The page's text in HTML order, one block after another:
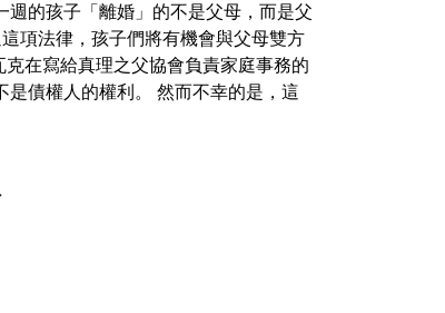
的孩子「離婚」的不是父母，而是父
項法律，孩子們將有機會與父母雙方
在寫給真理之父協會負責家庭事務的
債權人的權利。 然而不幸的是，這